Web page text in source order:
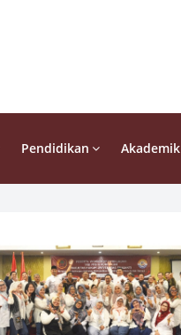
Pendidikan Akademik